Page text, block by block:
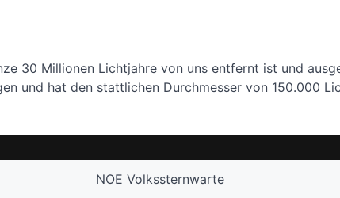
30 Millionen Lichtjahre von uns entfernt ist und
und hat den stattlichen Durchmesser von 150.000
NOE Volkssternwarte